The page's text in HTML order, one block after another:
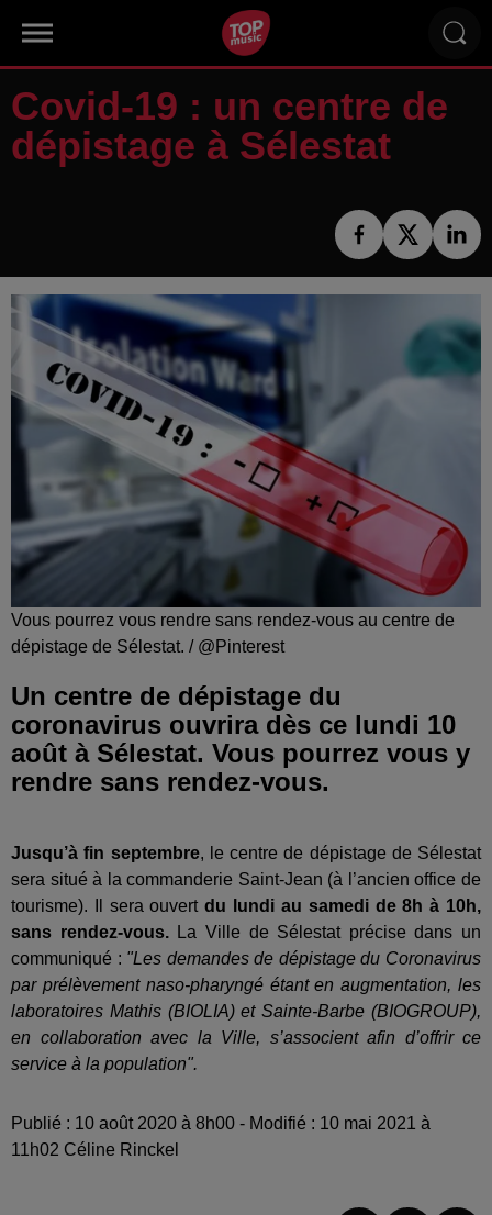
Covid-19 : un centre de
dépistage à Sélestat
Vous pourrez vous rendre sans rendez-vous au centre de
dépistage de Sélestat. / @Pinterest
Un centre de dépistage du
coronavirus ouvrira dès ce lundi 10
août à Sélestat. Vous pourrez vous y
rendre sans rendez-vous.
Jusqu’à fin septembre, le centre de dépistage de Sélestat
sera situé à la commanderie Saint-Jean (à l’ancien office de
tourisme). Il sera ouvertdu lundi au samedi de 8h à 10h,
sans rendez-vous.La Ville de Sélestat précise dans un
communiqué : "Les demandes de dépistage du Coronavirus
par prélèvement naso-pharyngé étant en augmentation, les
laboratoires Mathis (BIOLIA) et Sainte-Barbe (BIOGROUP),
en collaboration avec la Ville, s’associent afin d’offrir ce
service à la population".
Publié : 10 août 2020 à 8h00 - Modifié : 10 mai 2021 à
11h02 Céline Rinckel